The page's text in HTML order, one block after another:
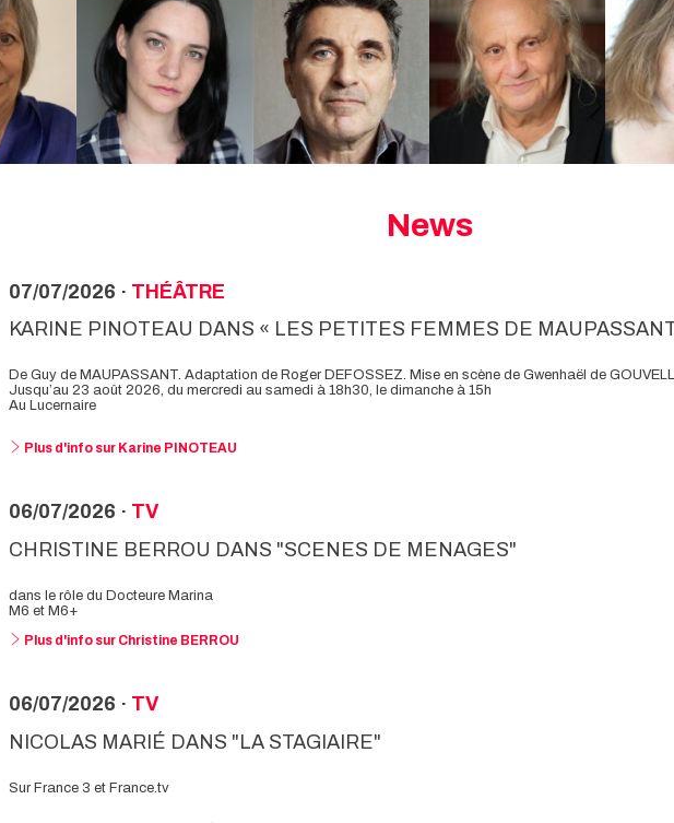
News
07/07/2026 · THÉÂTRE
KARINE PINOTEAU DANS « LES PETITES FEMMES DE
De Guy de MAUPASSANT. Adaptation de Roger DEFOSSEZ. Mise en scène de Gwenhaël de
Jusqu’au 23 août 2026, du mercredi au samedi à 18h30, le dimanche à 15h
Au Lucernaire
Plus d'info sur Karine PINOTEAU
06/07/2026 · TV
CHRISTINE BERROU DANS "SCENES DE MENAGES"
dans le rôle du Docteure Marina
M6 et M6+
Plus d'info sur Christine BERROU
06/07/2026 · TV
NICOLAS MARIÉ DANS "LA STAGIAIRE"
Sur France 3 et France.tv